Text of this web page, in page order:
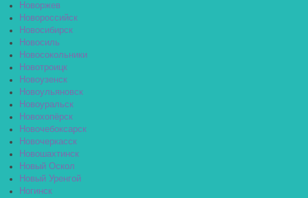
Новоржев
Новороссийск
Новосибирск
Новосиль
Новосокольники
Новотроицк
Новоузенск
Новоульяновск
Новоуральск
Новохопёрск
Новочебоксарск
Новочеркасск
Новошахтинск
Новый Оскол
Новый Уренгой
Ногинск